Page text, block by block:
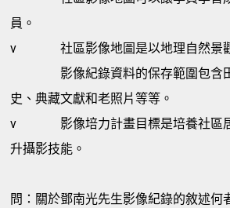
員。
v
社區影像地圖是以地理自然景
影像紀錄資料的保存範圍包含
史、典藏文獻和老照片等等。
v
影像培力計畫目標是培養社區
升攝影技能。
問：關於鄧南光先生影像紀錄的敘述何